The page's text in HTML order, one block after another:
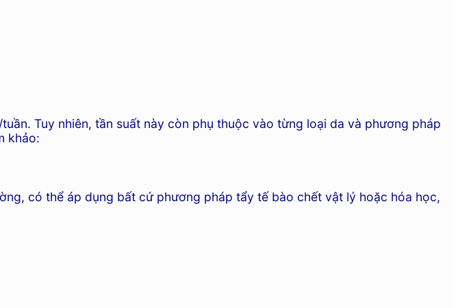
Tuy nhiên, tần suất này còn phụ thuộc vào từng loại da và phương pháp
khảo:
có thể áp dụng bất cứ phương pháp tẩy tế bào chết vật lý hoặc hóa học,